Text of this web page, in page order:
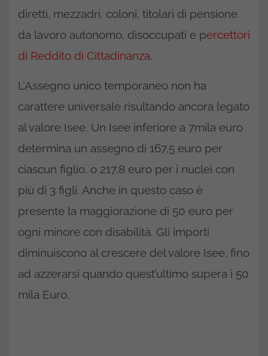
diretti, mezzadri, coloni, titolari di pensione
da lavoro autonomo, disoccupati e percettori
di Reddito di Cittadinanza.
L’Assegno unico temporaneo non ha
carattere universale risultando ancora legato
al valore Isee. Un Isee inferiore a 7mila euro
determina un assegno di 167,5 euro per
ciascun figlio, o 217,8 euro per i nuclei con
più di 3 figli. Anche in questo caso è
presente la maggiorazione di 50 euro per
ogni minore con disabilità. Gli importi
diminuiscono al crescere del valore Isee, fino
ad azzerarsi quando quest’ultimo supera i 50
mila Euro.